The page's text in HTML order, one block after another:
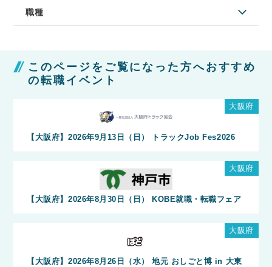
職種
このページをご覧になった方へおすすめ
の転職イベント
【大阪府】2026年9月13日（日） トラックJob Fes2026
大阪府
【大阪府】2026年8月30日（日） KOBE就職・転職フェア
大阪府
【大阪府】2026年8月26日（水） 地元 おしごと博 in 大東
大阪府